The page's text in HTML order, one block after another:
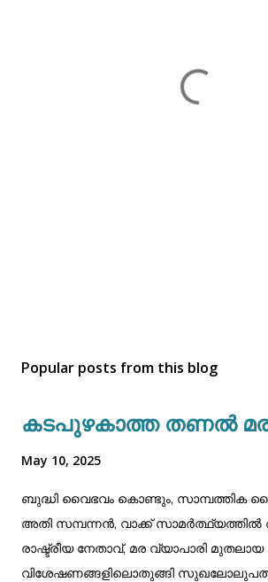
Popular posts from this blog
കടപുഴകാത്ത തണൽ
May 10, 2025
ബുദ്ധി വൈഭവം കൊണ്ടും, സാമ്പത്തിക
അതി സമ്പന്നൻ, വാക്ക്
രാഷ്ട്രീയ നേതാവ്, മര വ്യാപാരി മുതലായ
വിശേഷണങ്ങളിലൊതുങ്ങി